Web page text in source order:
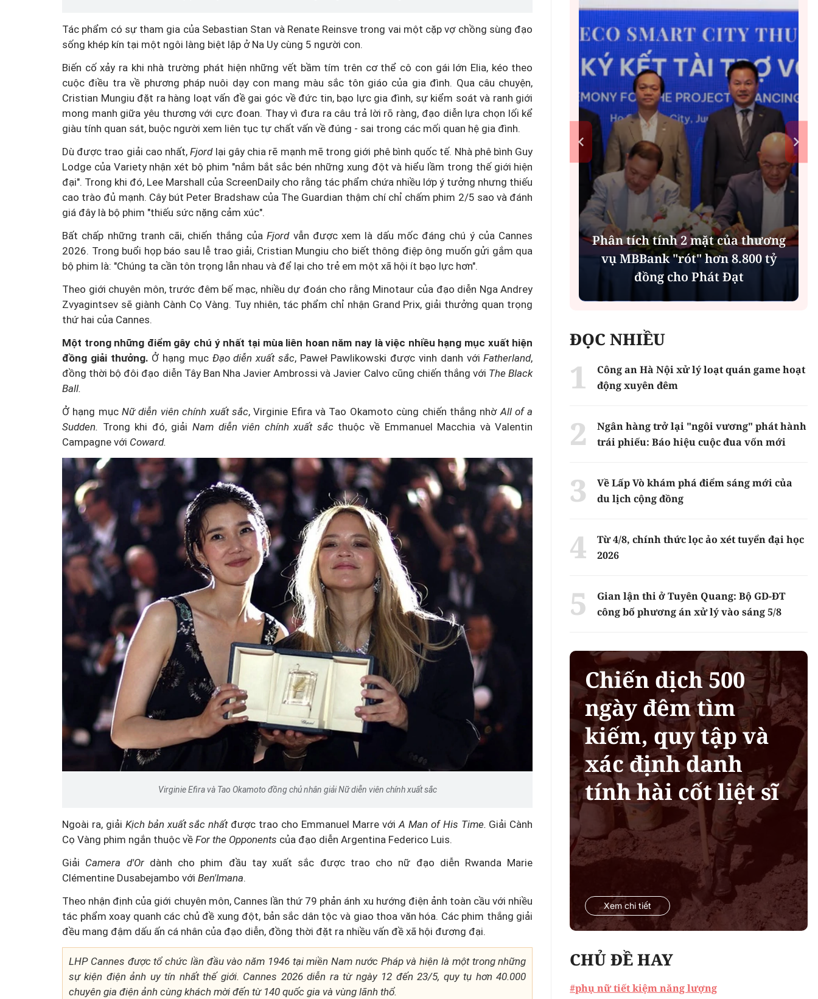
Tác phẩm có sự tham gia của Sebastian Stan và Renate Reinsve trong vai một cặp vợ chồng sùng đạo
sống khép kín tại một ngôi làng biệt lập ở Na Uy cùng 5 người con.
Biến cố xảy ra khi nhà trường phát hiện những vết bầm tím trên cơ thể cô con gái lớn Elia, kéo theo
cuộc điều tra về phương pháp nuôi dạy con mang màu sắc tôn giáo của gia đình. Qua câu chuyện,
Cristian Mungiu đặt ra hàng loạt vấn đề gai góc về đức tin, bạo lực gia đình, sự kiểm soát và ranh giới
mong manh giữa yêu thương với cực đoan. Thay vì đưa ra câu trả lời rõ ràng, đạo diễn lựa chọn lối kể
giàu tính quan sát, buộc người xem liên tục tự chất vấn về đúng - sai trong các mối quan hệ gia đình.
Dù được trao giải cao nhất,Fjordlại gây chia rẽ mạnh mẽ trong giới phê bình quốc tế. Nhà phê bình Guy
Lodge của Variety nhận xét bộ phim "nắm bắt sắc bén những xung đột và hiểu lầm trong thế giới hiện
đại". Trong khi đó, Lee Marshall của ScreenDaily cho rằng tác phẩm chứa nhiều lớp ý tưởng nhưng thiếu
cao trào đủ mạnh. Cây bút Peter Bradshaw của The Guardian thậm chí chỉ chấm phim 2/5 sao và đánh
giá đây là bộ phim "thiếu sức nặng cảm xúc".
Bất chấp những tranh cãi, chiến thắng củaFjordvẫn được xem là dấu mốc đáng chú ý của Cannes
2026. Trong buổi họp báo sau lễ trao giải, Cristian Mungiu cho biết thông điệp ông muốn gửi gắm qua
bộ phim là: "Chúng ta cần tôn trọng lẫn nhau và để lại cho trẻ em một xã hội ít bạo lực hơn".
Theo giới chuyên môn, trước đêm bế mạc, nhiều dự đoán cho rằng Minotaur của đạo diễn Nga Andrey
Zvyagintsev sẽ giành Cành Cọ Vàng. Tuy nhiên, tác phẩm chỉ nhận Grand Prix, giải thưởng quan trọng
thứ hai của Cannes.
Một trong những điểm gây chú ý nhất tại mùa liên hoan năm nay là việc nhiều hạng mục xuất hiện
đồng giải thưởng. Ở hạng mục Đạo diễn xuất sắc, Paweł Pawlikowski được vinh danh vớiFatherland,
đồng thời bộ đôi đạo diễn Tây Ban Nha Javier Ambrossi và Javier Calvo cũng chiến thắng với The Black
Ball.
Ở hạng mụcNữ diễn viên chính xuất sắc, Virginie Efira và Tao Okamoto cùng chiến thắng nhờ All of a
Sudden. Trong khi đó, giải Nam diễn viên chính xuất sắcthuộc về Emmanuel Macchia và Valentin
Campagne với Coward.
Virginie Efira và Tao Okamoto đồng chủ nhân giải Nữ diễn viên chính xuất sắc
Ngoài ra, giải Kịch bản xuất sắc nhất được trao cho Emmanuel Marre với A Man of His Time. Giải Cành
Cọ Vàng phim ngắn thuộc về For the Opponents của đạo diễn Argentina Federico Luis.
Giải Camera d'Ordành cho phim đầu tay xuất sắc được trao cho nữ đạo diễn Rwanda Marie
Clémentine Dusabejambo với Ben'Imana.
Theo nhận định của giới chuyên môn, Cannes lần thứ 79 phản ánh xu hướng điện ảnh toàn cầu với nhiều
tác phẩm xoay quanh các chủ đề xung đột, bản sắc dân tộc và giao thoa văn hóa. Các phim thắng giải
đều mang đậm dấu ấn cá nhân của đạo diễn, đồng thời đặt ra nhiều vấn đề xã hội đương đại.
LHP Cannes được tổ chức lần đầu vào năm 1946 tại miền Nam nước Pháp và hiện là một trong những
sự kiện điện ảnh uy tín nhất thế giới. Cannes 2026 diễn ra từ ngày 12 đến 23/5, quy tụ hơn 40.000
chuyên gia điện ảnh cùng khách mời đến từ 140 quốc gia và vùng lãnh thổ.
Công an Hà Nội xử lý loạt quán
game hoạt động xuyên đêm
Diễn đàn tháng 8: Ca sĩ Duyên
Quỳnh càng trân trọng thời gian
bên cha sau biến cố của gia đình
Phân tích tính 2 mặt của thương
vụ MBBank "rót" hơn 8.800 tỷ
đồng cho Phát Đạt
ĐỌC NHIỀU
Công an Hà Nội xử lý loạt quán game hoạt
động xuyên đêm
Ngân hàng trở lại "ngôi vương" phát hành
trái phiếu: Báo hiệu cuộc đua vốn mới
Về Lấp Vò khám phá điểm sáng mới của
du lịch cộng đồng
Từ 4/8, chính thức lọc ảo xét tuyển đại học
2026
Gian lận thi ở Tuyên Quang: Bộ GD-ĐT
công bố phương án xử lý vào sáng 5/8
Chiến dịch 500
ngày đêm tìm
kiếm, quy tập và
xác định danh
tính hài cốt liệt sĩ
Xem chi tiết
CHỦ ĐỀ HAY
#phụ nữ tiết kiệm năng lượng